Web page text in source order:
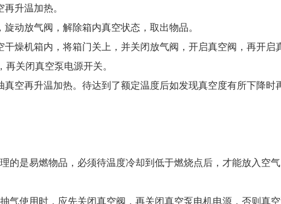
升温加热。
放气阀，解除箱内真空状态，取出物品。
机箱内，将箱门关上，并关闭放气阀，开启真空阀，再开启
再关闭真空泵电源开关。
再升温加热。待达到了额定温度后如发现真空度有所下降时
是易燃物品，必须待温度冷却到低于燃烧点后，才能放入空气
使用时，应先关闭真空阀，再关闭真空泵电机电源，否则真空